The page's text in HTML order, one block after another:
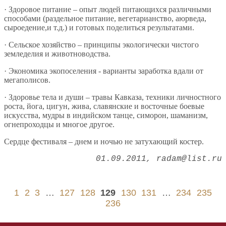
· Здоровое питание – опыт людей питающихся различными
способами (раздельное питание, вегетарианство, аюрведа,
сыроедение,и т.д.) и готовых поделиться результатами.
· Сельское хозяйство – принципы экологически чистого
земледелия и животноводства.
· Экономика экопоселения - варианты заработка вдали от
мегаполисов.
· Здоровье тела и души – травы Кавказа, техники личностного
роста, йога, цигун, жива, славянские и восточные боевые
искусства, мудры в индийском танце, симорон, шаманизм,
огнепроходцы и многое другое.
Сердце фестиваля – днем и ночью не затухающий костер.
01.09.2011 radam@list.ru
1 2 3 … 127 128 129 130 131 … 234 235
236